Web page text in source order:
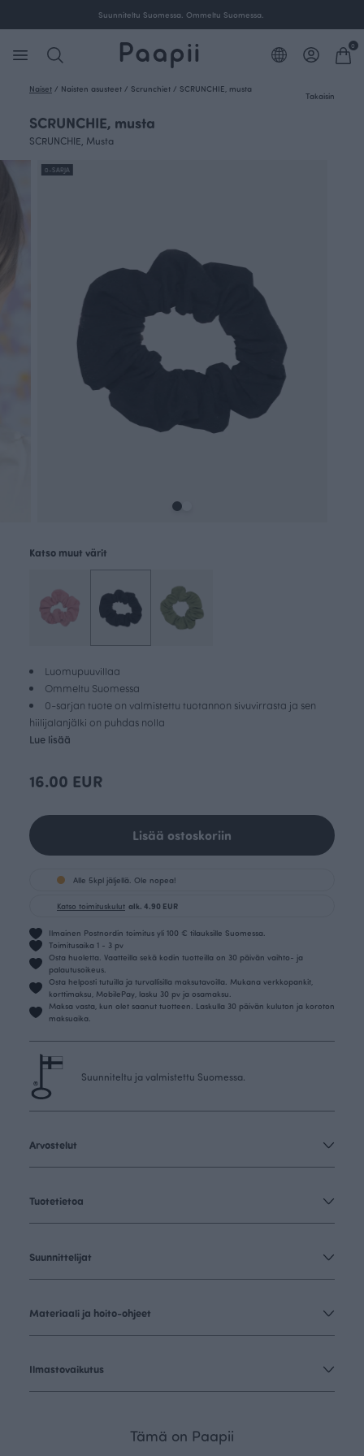
Suunniteltu Suomessa. Ommeltu Suomessa.
0
Naiset / Naisten asusteet / Scrunchiet / SCRUNCHIE, musta
Takaisin
SCRUNCHIE, musta
SCRUNCHIE, Musta
0-SARJA
Luomupuuvillaa
Ommeltu Suomessa
0-sarjan tuote on valmistettu tuotannon sivuvirrasta ja sen
hiilijalanjälki on puhdas nolla
Lue lisää
Katso muut värit
16.00 EUR
Lisää ostoskoriin
Alle 5kpl jäljellä. Ole nopea!
Katso toimituskulut alk. 4.90 EUR
Ilmainen Postnordin toimitus yli 100 € tilauksille Suomessa.
Toimitusaika 1 - 3 pv
Osta huoletta. Vaatteilla sekä kodin tuotteilla on 30 päivän vaihto- ja
palautusoikeus.
Osta helposti tutuilla ja turvallisilla maksutavoilla. Mukana verkkopankit,
korttimaksu, MobilePay, lasku 30 pv ja osamaksu.
Maksa vasta, kun olet saanut tuotteen. Laskulla 30 päivän kuluton ja koroton
maksuaika.
Suunniteltu ja valmistettu Suomessa.
Arvostelut
Tuotetietoa
Suunnittelijat
Materiaali ja hoito-ohjeet
Ilmastovaikutus
Tämä on Paapii